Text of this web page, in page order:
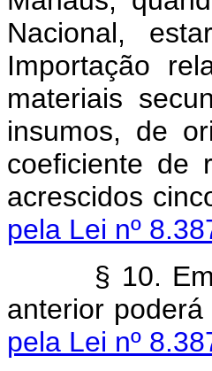
Nacional,
Importação
materiais
insumos, de
coeficiente de
acrescidos
pela Lei nº
§ 10.
anterior
pela Lei nº